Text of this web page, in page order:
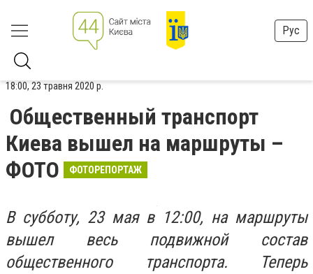
Рус
18:00, 23 травня 2020 р.
Общественный транспорт
Киева вышел на маршруты –
ФОТО
ФОТОРЕПОРТАЖ
В субботу, 23 мая в 12:00, на маршруты
вышел весь подвижной состав
общественного транспорта. Теперь